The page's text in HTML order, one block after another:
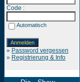
Code :
Automatisch
» Password vergessen
» Registrierung & Info